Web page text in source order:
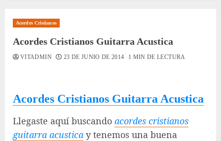
Acordes Cristianos
Acordes Cristianos Guitarra Acustica
VITADMIN 23 DE JUNIO DE 2014 1 MIN DE LECTURA
Acordes Cristianos Guitarra Acustica
Llegaste aquí buscando acordes cristianos
guitarra acustica y tenemos una buena